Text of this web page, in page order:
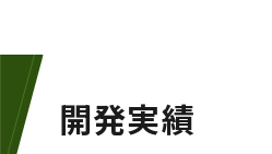
開発実績